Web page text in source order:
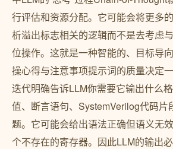
行评估和资源分配。它可能会将更多
析溢出标志相关的逻辑而不是去考虑
位操作。这就是一种智能的、目标导
操心得与注意事项提示词的质量决定
迭代明确告诉LLM你需要它输出什么
值、断言语句、SystemVerilog代码片
题。它可能会给出语法正确但语义无
个不存在的寄存器。因此LLM的输出